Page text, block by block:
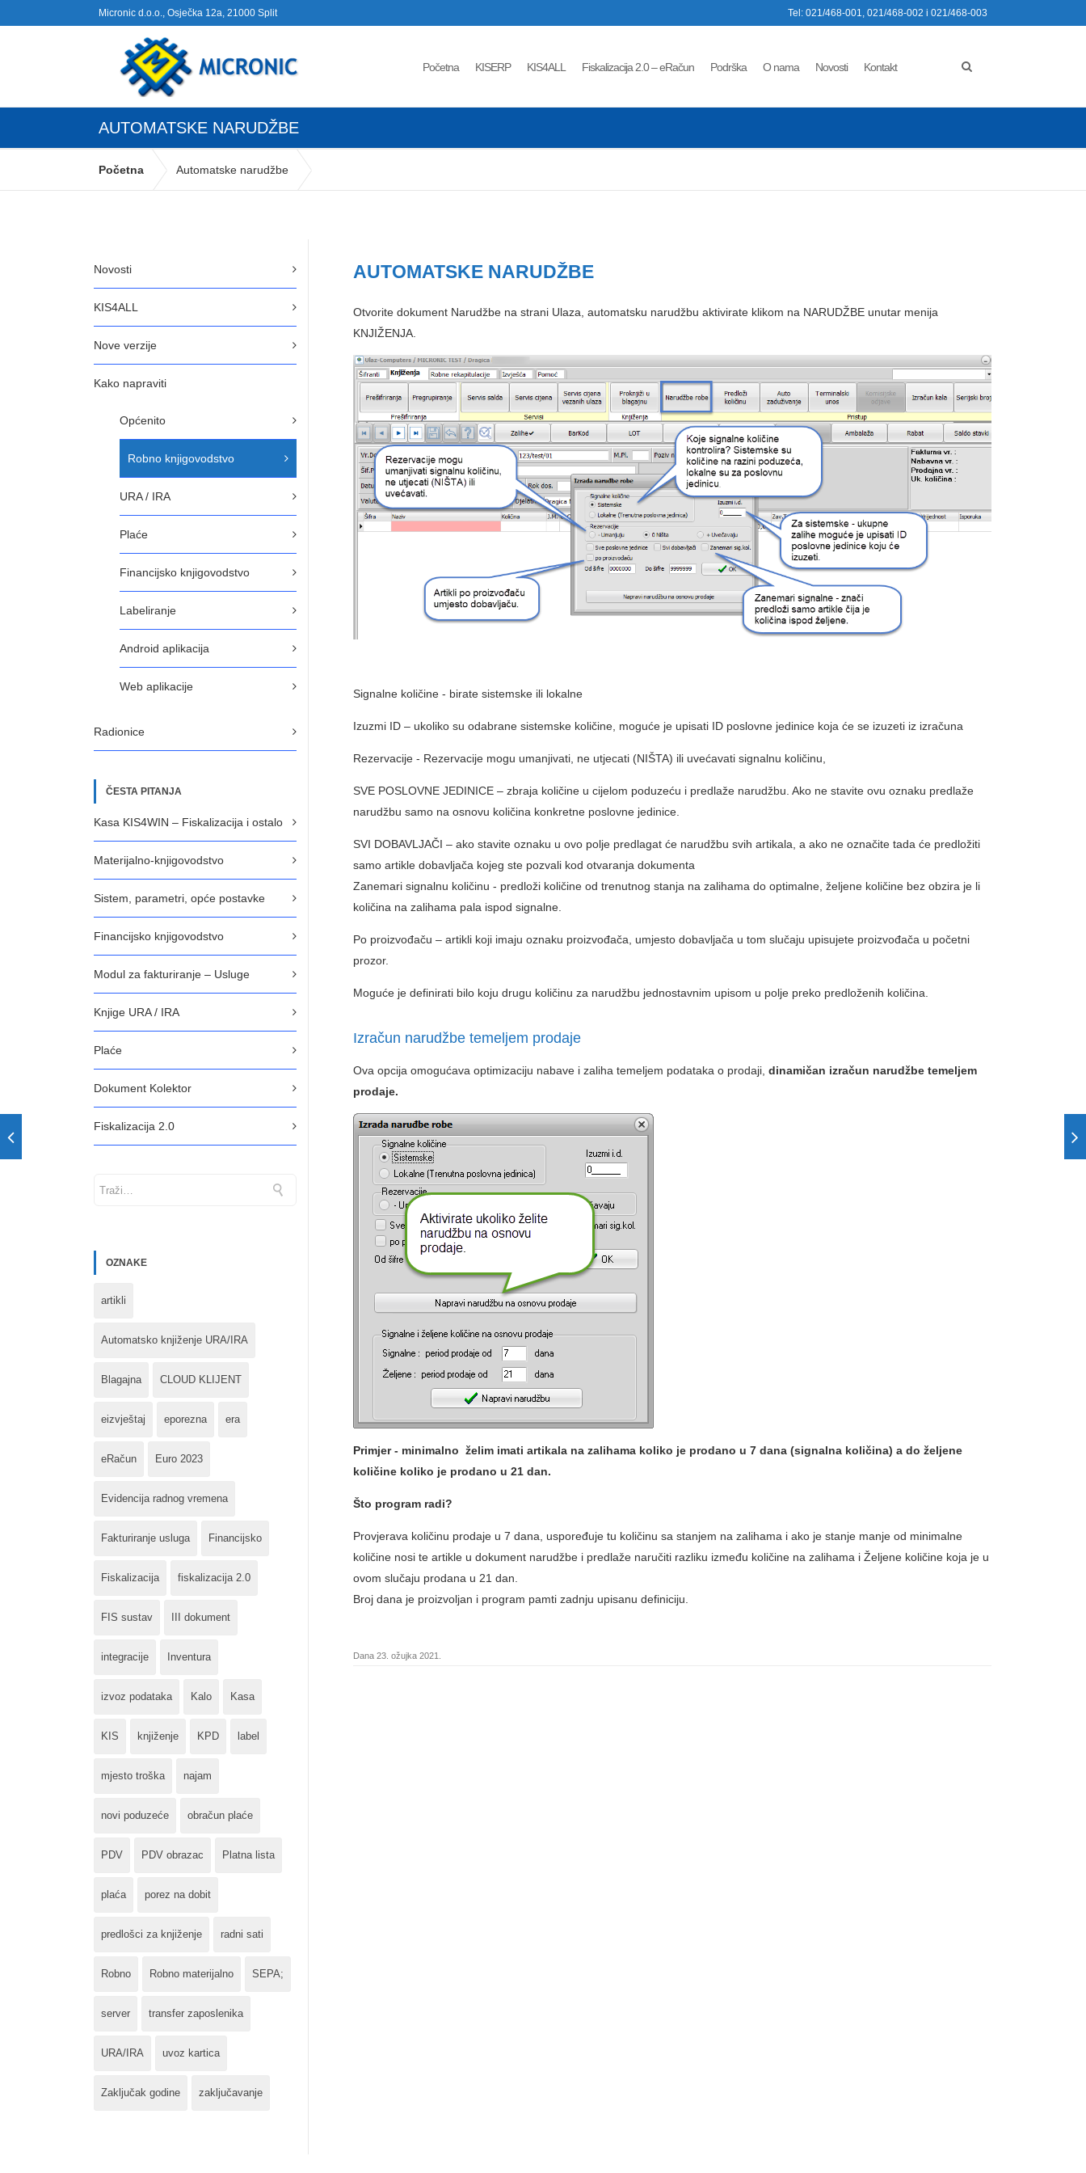
Micronic d.o.o., Osječka 12a, 21000 Split Tel: 021/468-001, 021/468-002 i 021/468-003
Početna KISERP KIS4ALL Fiskalizacija 2.0 – eRačun Podrška O nama Novosti Kontakt
AUTOMATSKE NARUDŽBE
Početna Automatske narudžbe
Novosti
KIS4ALL
Nove verzije
Kako napraviti
Općenito
Robno knjigovodstvo
URA / IRA
Plaće
Financijsko knjigovodstvo
Labeliranje
Android aplikacija
Web aplikacije
Radionice
ČESTA PITANJA
Kasa KIS4WIN – Fiskalizacija i ostalo
Materijalno-knjigovodstvo
Sistem, parametri, opće postavke
Financijsko knjigovodstvo
Modul za fakturiranje – Usluge
Knjige URA / IRA
Plaće
Dokument Kolektor
Fiskalizacija 2.0
OZNAKE
artikli
Automatsko knjiženje URA/IRA
Blagajna CLOUD KLIJENT
eizvještaj eporezna era
eRačun Euro 2023
Evidencija radnog vremena
Fakturiranje usluga Financijsko
Fiskalizacija fiskalizacija 2.0
FIS sustav III dokument
integracije Inventura
izvoz podataka Kalo Kasa
KIS knjiženje KPD label
mjesto troška najam
novi poduzeće obračun plaće
PDV PDV obrazac Platna lista
plaća porez na dobit
predlošci za knjiženje radni sati
Robno Robno materijalno SEPA;
server transfer zaposlenika
URA/IRA uvoz kartica
Zaključak godine zaključavanje
AUTOMATSKE NARUDŽBE
Otvorite dokument Narudžbe na strani Ulaza, automatsku narudžbu aktivirate klikom na NARUDŽBE unutar menija
KNJIŽENJA.
Signalne količine - birate sistemske ili lokalne
Izuzmi ID – ukoliko su odabrane sistemske količine, moguće je upisati ID poslovne jedinice koja će se izuzeti iz izračuna
Rezervacije - Rezervacije mogu umanjivati, ne utjecati (NIŠTA) ili uvećavati signalnu količinu,
SVE POSLOVNE JEDINICE – zbraja količine u cijelom poduzeću i predlaže narudžbu. Ako ne stavite ovu oznaku predlaže
narudžbu samo na osnovu količina konkretne poslovne jedinice.
SVI DOBAVLJAČI – ako stavite oznaku u ovo polje predlagat će narudžbu svih artikala, a ako ne označite tada će predložiti
samo artikle dobavljača kojeg ste pozvali kod otvaranja dokumenta
Zanemari signalnu količinu - predloži količine od trenutnog stanja na zalihama do optimalne, željene količine bez obzira je li
količina na zalihama pala ispod signalne.
Po proizvođaču – artikli koji imaju oznaku proizvođača, umjesto dobavljača u tom slučaju upisujete proizvođača u početni
prozor.
Moguće je definirati bilo koju drugu količinu za narudžbu jednostavnim upisom u polje preko predloženih količina.
Izračun narudžbe temeljem prodaje
Ova opcija omogućava optimizaciju nabave i zaliha temeljem podataka o prodaji, dinamičan izračun narudžbe temeljem
prodaje.
Primjer - minimalno želim imati artikala na zalihama koliko je prodano u 7 dana (signalna količina) a do željene
količine koliko je prodano u 21 dan.
Što program radi?
Provjerava količinu prodaje u 7 dana, uspoređuje tu količinu sa stanjem na zalihama i ako je stanje manje od minimalne
količine nosi te artikle u dokument narudžbe i predlaže naručiti razliku između količine na zalihama i Željene količine koja je u
ovom slučaju prodana u 21 dan.
Broj dana je proizvoljan i program pamti zadnju upisanu definiciju.
Dana 23. ožujka 2021.